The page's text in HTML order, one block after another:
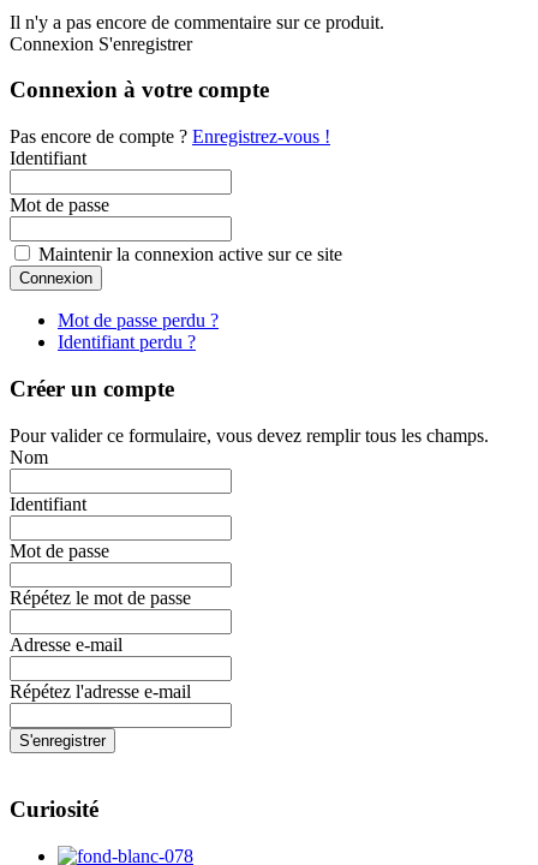
Il n'y a pas encore de commentaire sur ce produit.
Connexion S'enregistrer
Connexion à votre compte
Pas encore de compte ? Enregistrez-vous !
Identifiant
Mot de passe
Maintenir la connexion active sur ce site
Mot de passe perdu ?
Identifiant perdu ?
Créer un compte
Pour valider ce formulaire, vous devez remplir tous les champs.
Nom
Identifiant
Mot de passe
Répétez le mot de passe
Adresse e-mail
Répétez l'adresse e-mail
S'enregistrer
Curiosité